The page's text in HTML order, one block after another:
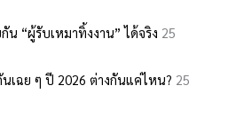
“ผู้รับเหมาทิ้งงาน” ได้จริง 25
เฉย ๆ ปี 2026 ต่างกันแค่ไหน? 25